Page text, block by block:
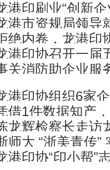
港印刷业“创新
港市资规局领导
绝内卷，龙港印
港印协召开一届
关消防助企业服
牌仪式
港印协组织6家
借1件数据知产
动4亿元融资惠
龙辉检察长走访
师大 “浙美青传
港印协“印小帮”